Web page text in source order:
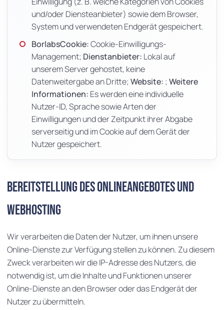
und/oder Diensteanbieter) sowie dem Browser,
System und verwendeten Endgerät gespeichert.
BorlabsCookie:Cookie-Einwilligungs-
Management; Dienstanbieter: Lokal auf
unserem Server gehostet, keine
Datenweitergabe an Dritte; Website: ; Weitere
Informationen: Es werden eine individuelle
Nutzer-ID, Sprache sowie Arten der
Einwilligungen und der Zeitpunkt ihrer Abgabe
serverseitig und im Cookie auf dem Gerät der
Nutzer gespeichert.
Bereitstellung des Onlineangebotes und
Webhosting
Wir verarbeiten die Daten der Nutzer, um ihnen unsere
Online-Dienste zur Verfügung stellen zu können. Zu diesem
Zweck verarbeiten wir die IP-Adresse des Nutzers, die
notwendig ist, um die Inhalte und Funktionen unserer
Online-Dienste an den Browser oder das Endgerät der
Nutzer zu übermitteln.